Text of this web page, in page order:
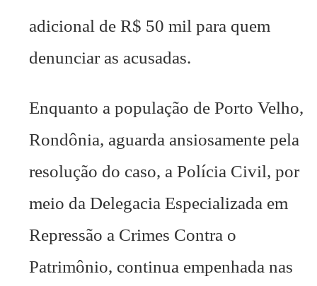
adicional de R$ 50 mil para quem
denunciar as acusadas.
Enquanto a população de Porto Velho,
Rondônia, aguarda ansiosamente pela
resolução do caso, a Polícia Civil, por
meio da Delegacia Especializada em
Repressão a Crimes Contra o
Patrimônio, continua empenhada nas